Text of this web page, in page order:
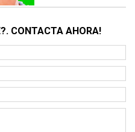
CONTACTA AHORA!